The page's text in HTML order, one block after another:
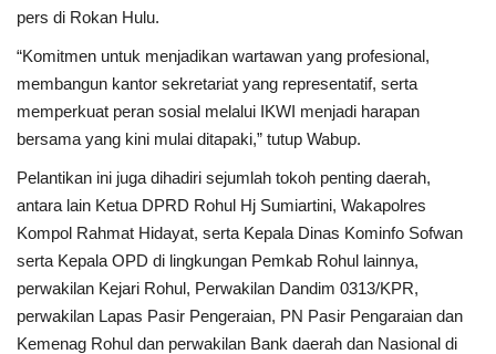
pers di Rokan Hulu.
“Komitmen untuk menjadikan wartawan yang profesional,
membangun kantor sekretariat yang representatif, serta
memperkuat peran sosial melalui IKWI menjadi harapan
bersama yang kini mulai ditapaki,” tutup Wabup.
Pelantikan ini juga dihadiri sejumlah tokoh penting daerah,
antara lain Ketua DPRD Rohul Hj Sumiartini, Wakapolres
Kompol Rahmat Hidayat, serta Kepala Dinas Kominfo Sofwan
serta Kepala OPD di lingkungan Pemkab Rohul lainnya,
perwakilan Kejari Rohul, Perwakilan Dandim 0313/KPR,
perwakilan Lapas Pasir Pengeraian, PN Pasir Pengaraian dan
Kemenag Rohul dan perwakilan Bank daerah dan Nasional di